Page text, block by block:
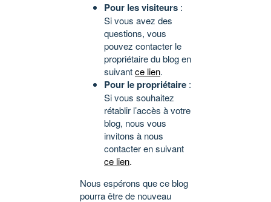
Pour les visiteurs :
Si vous avez des
questions, vous
pouvez contacter le
propriétaire du blog en
suivantce lien.
Pour le propriétaire :
Si vous souhaitez
rétablir l’accès à votre
blog, nous vous
invitons à nous
contacter en suivant
ce lien.
Nous espérons que ce blog
pourra être de nouveau